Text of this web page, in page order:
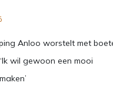
Anloo worstelt met
wil gewoon een mooi